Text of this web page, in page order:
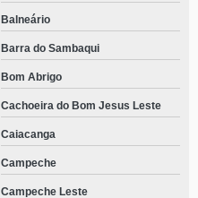
Balneário
Barra do Sambaqui
Bom Abrigo
Cachoeira do Bom Jesus Leste
Caiacanga
Campeche
Campeche Leste